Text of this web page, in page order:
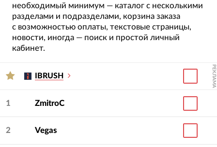
необходимый минимум — каталог с несколькими
разделами и подразделами, корзина заказа
с возможностью оплаты, текстовые страницы,
новости, иногда — поиск и простой личный
кабинет.
IBRUSH РЕКЛАМА
1 ZmitroC
2 Vegas